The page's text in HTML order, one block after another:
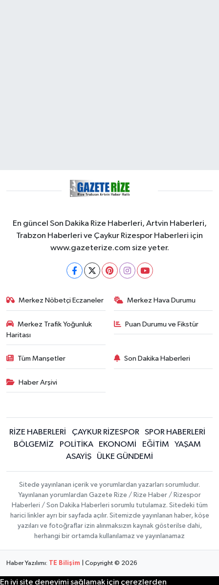
En güncel Son Dakika Rize Haberleri, Artvin Haberleri,
Trabzon Haberleri ve Çaykur Rizespor Haberleri için
www.gazeterize.com size yeter.
Merkez Nöbetçi Eczaneler Merkez Hava Durumu
Merkez Trafik Yoğunluk
Haritası
Puan Durumu ve Fikstür
Tüm Manşetler Son Dakika Haberleri
Haber Arşivi
RİZE HABERLERİ ÇAYKUR RİZESPOR
SPOR HABERLERİ
BÖLGEMİZ
POLİTİKA EKONOMİ EĞİTİM
YAŞAM
ASAYİŞ
ÜLKE GÜNDEMİ
Sitede yayınlanan içerik ve yorumlardan yazarları sorumludur.
Yayınlanan yorumlardan Gazete Rize / Rize Haber / Rizespor
Haberleri / Son Dakika Haberleri sorumlu tutulamaz. Sitedeki tüm
harici linkler ayrı bir sayfada açılır. Sitemizde yayınlanan haber, köşe
yazıları ve fotoğraflar izin alınmaksızın kaynak gösterilse dahi,
herhangi bir ortamda kullanılamaz ve yayınlanamaz
Haber Yazılımı: TE Bilişim | Copyright © 2026
En iyi site deneyimi sağlamak için çerezlerden